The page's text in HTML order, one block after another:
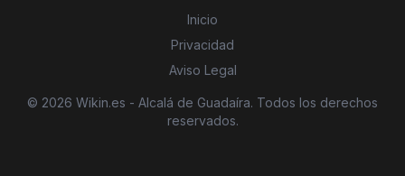
Inicio
Privacidad
Aviso Legal
© 2026 Wikin.es - Alcalá de Guadaíra. Todos los derechos
reservados.